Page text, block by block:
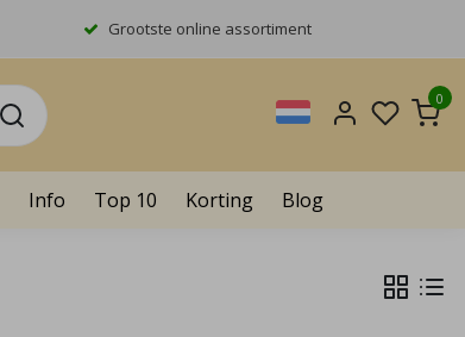
Grootste online assortiment
0
Info Top 10 Korting Blog